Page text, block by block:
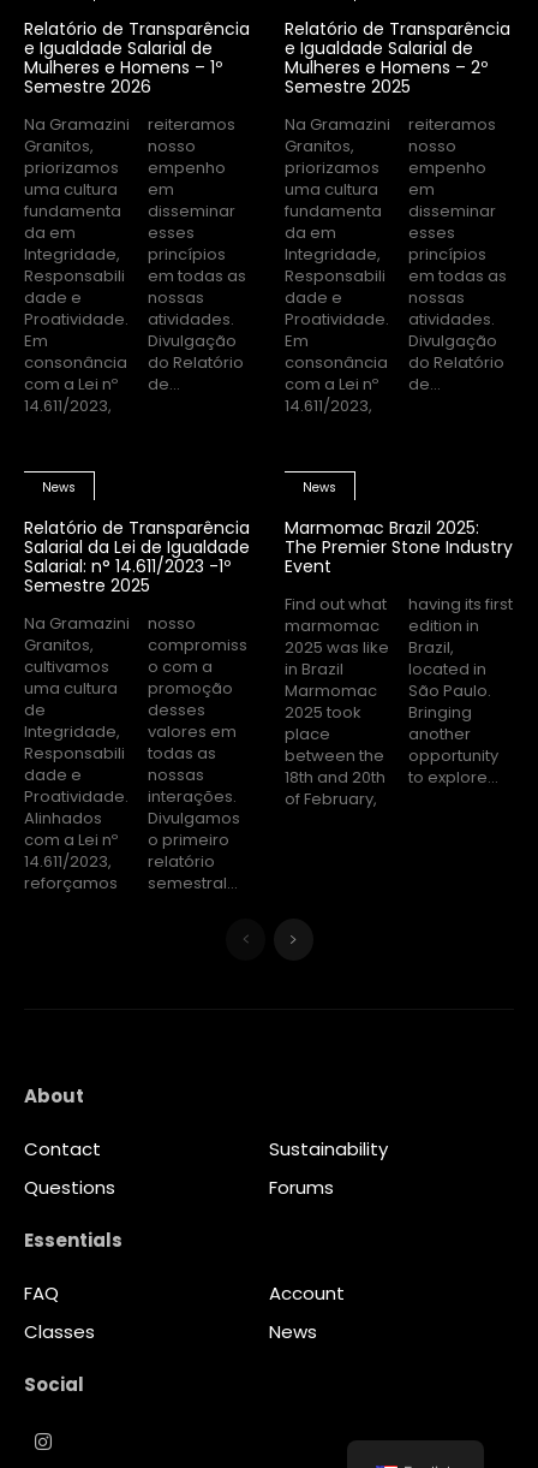
Relatório de Transparência
e Igualdade Salarial de
Mulheres e Homens – 1º
Semestre 2026
Na Gramazini
Granitos,
priorizamos
uma cultura
fundamenta
da em
Integridade,
Responsabili
dade e
Proatividade.
Em
consonância
com a Lei nº
14.611/2023,
reiteramos
nosso
empenho
em
disseminar
esses
princípios
em todas as
nossas
atividades.
Divulgação
do Relatório
de...
Relatório de Transparência
e Igualdade Salarial de
Mulheres e Homens – 2º
Semestre 2025
Na Gramazini
Granitos,
priorizamos
uma cultura
fundamenta
da em
Integridade,
Responsabili
dade e
Proatividade.
Em
consonância
com a Lei nº
14.611/2023,
reiteramos
nosso
empenho
em
disseminar
esses
princípios
em todas as
nossas
atividades.
Divulgação
do Relatório
de...
News
Relatório de Transparência
Salarial da Lei de Igualdade
Salarial: n° 14.611/2023 -1º
Semestre 2025
Na Gramazini
Granitos,
cultivamos
uma cultura
de
Integridade,
Responsabili
dade e
Proatividade.
Alinhados
com a Lei nº
14.611/2023,
reforçamos
nosso
compromiss
o com a
promoção
desses
valores em
todas as
nossas
interações.
Divulgamos
o primeiro
relatório
semestral...
News
Marmomac Brazil 2025:
The Premier Stone Industry
Event
Find out what
marmomac
2025 was like
in Brazil
Marmomac
2025 took
place
between the
18th and 20th
of February,
having its first
edition in
Brazil,
located in
São Paulo.
Bringing
another
opportunity
to explore...
About
Contact
Sustainability
Questions
Forums
Essentials
FAQ
Account
Classes
News
Social